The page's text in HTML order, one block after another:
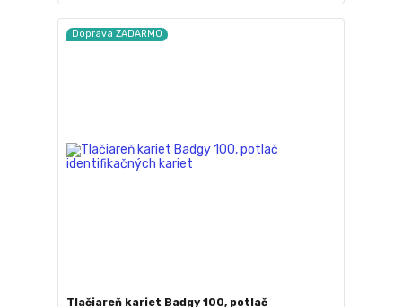
Doprava ZADARMO
Tlačiareň kariet Badgy 100, potlač